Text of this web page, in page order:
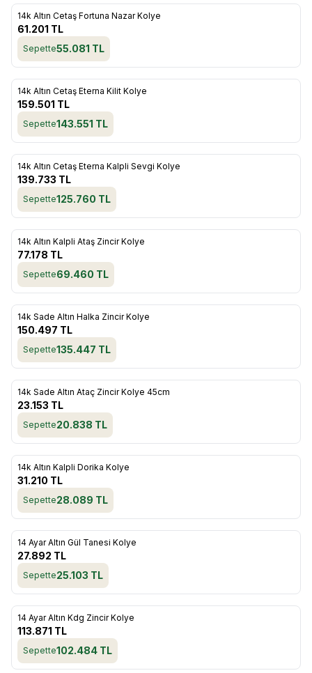
Favorilere Ekle
14k Altın Cetaş Fortuna Nazar Kolye
61.201 TL
Sepette55.081 TL
Favorilere Ekle
14k Altın Cetaş Eterna Kilit Kolye
159.501 TL
Sepette143.551 TL
Favorilere Ekle
14k Altın Cetaş Eterna Kalpli Sevgi Kolye
139.733 TL
Sepette125.760 TL
Favorilere Ekle
14k Altın Kalpli Ataş Zincir Kolye
77.178 TL
Sepette69.460 TL
Favorilere Ekle
14k Sade Altın Halka Zincir Kolye
150.497 TL
Sepette135.447 TL
Favorilere Ekle
14k Sade Altın Ataç Zincir Kolye 45cm
23.153 TL
Sepette20.838 TL
Favorilere Ekle
14k Altın Kalpli Dorika Kolye
31.210 TL
Sepette28.089 TL
Favorilere Ekle
14 Ayar Altın Gül Tanesi Kolye
27.892 TL
Sepette25.103 TL
Favorilere Ekle
14 Ayar Altın Kdg Zincir Kolye
113.871 TL
Sepette102.484 TL